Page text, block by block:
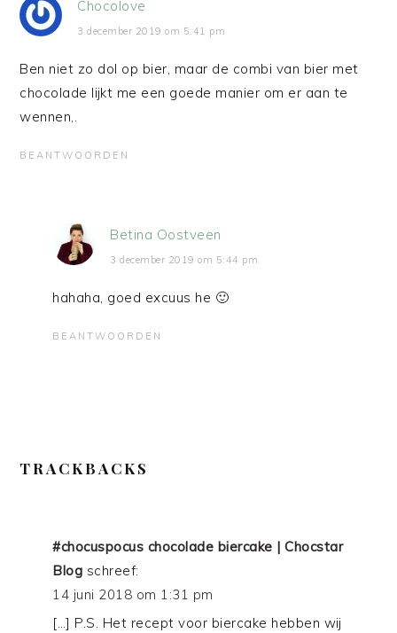
Chocolove
3 december 2019 om 5:41 pm
Ben niet zo dol op bier, maar de combi van bier met
chocolade lijkt me een goede manier om er aan te
wennen,.
BEANTWOORDEN
Betina Oostveen
3 december 2019 om 5:44 pm
hahaha, goed excuus he 🙂
BEANTWOORDEN
TRACKBACKS
#chocuspocus chocolade biercake | Chocstar
Blog schreef:
14 juni 2018 om 1:31 pm
[…] P.S. Het recept voor biercake hebben wij